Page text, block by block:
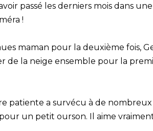
passé les derniers mois dans
!
maman pour la deuxième fois,
de la neige ensemble pour la
patiente a survécu à de
un petit ourson. Il aime